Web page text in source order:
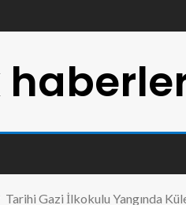
Tarihi Gazi İlkokulu Yangında